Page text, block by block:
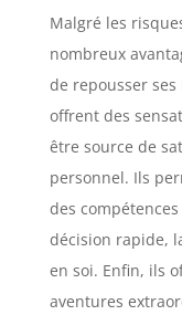
Malgré les
nombreux
de repousser
offrent des
être source de
personnel. Ils
des
décision rapide,
en soi. Enfin, ils
aventures